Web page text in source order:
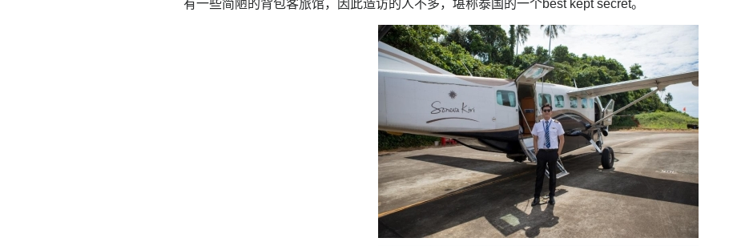
有一些简陋的背包客旅馆，因此造访的人不多，堪称泰国的一个best kept secret。